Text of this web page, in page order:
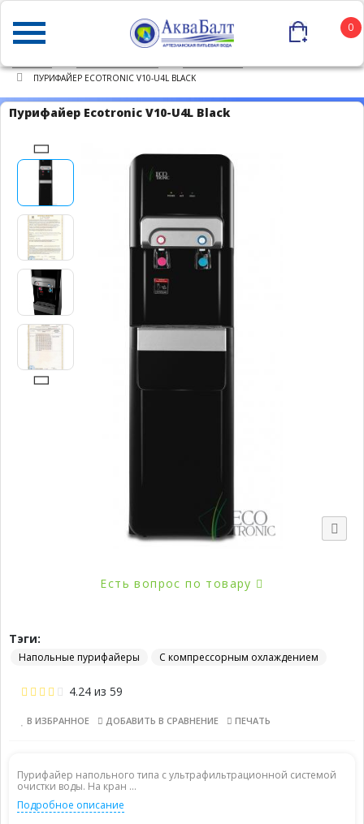
0
ПУРИФАЙЕР ECOTRONIC V10-U4L BLACK
Пурифайер Ecotronic V10-U4L Black
Популярно
Есть вопрос по товару
Тэги:
Напольные пурифайеры С компрессорным охлаждением
4.24 из 59
В ИЗБРАННОЕ ДОБАВИТЬ В СРАВНЕНИЕ ПЕЧАТЬ
Пурифайер напольного типа с ультрафильтрационной системой
очистки воды. На кран ...
Подробное описание